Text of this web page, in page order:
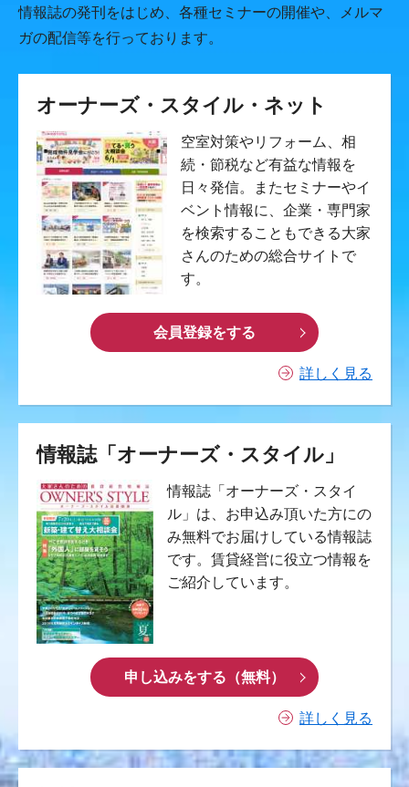
情報誌の発刊をはじめ、各種セミナーの開催や、メルマ
ガの配信等を行っております。
オーナーズ・スタイル・ネット
空室対策やリフォーム、相
続・節税など有益な情報を
日々発信。またセミナーやイ
ベント情報に、企業・専門家
を検索することもできる大家
さんのための総合サイトで
す。
会員登録をする
詳しく見る
情報誌「オーナーズ・スタイル」
情報誌「オーナーズ・スタイ
ル」は、お申込み頂いた方にの
み無料でお届けしている情報誌
です。賃貸経営に役立つ情報を
ご紹介しています。
申し込みをする（無料）
詳しく見る